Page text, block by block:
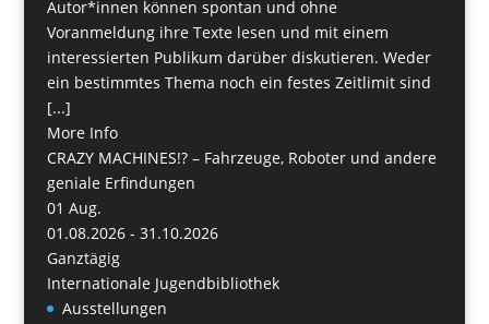
Autor*innen können spontan und ohne
Voranmeldung ihre Texte lesen und mit einem
interessierten Publikum darüber diskutieren. Weder
ein bestimmtes Thema noch ein festes Zeitlimit sind
[...]
More Info
CRAZY MACHINES!? – Fahrzeuge, Roboter und andere
geniale Erfindungen
01 Aug.
01.08.2026 - 31.10.2026
Ganztägig
Internationale Jugendbibliothek
Ausstellungen